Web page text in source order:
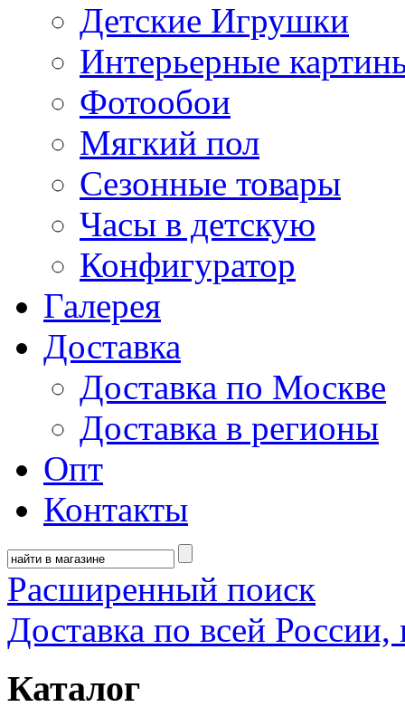
Детские Игрушки
Интерьерные
Фотообои
Мягкий пол
Сезонные товары
Часы в детскую
Конфигуратор
Галерея
Доставка
Доставка по Москве
Доставка в регионы
Опт
Контакты
Расширенный поиск
Доставка по всей России,
Каталог